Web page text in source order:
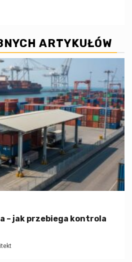
ARTYKUŁÓW
– jak przebiega kontrola